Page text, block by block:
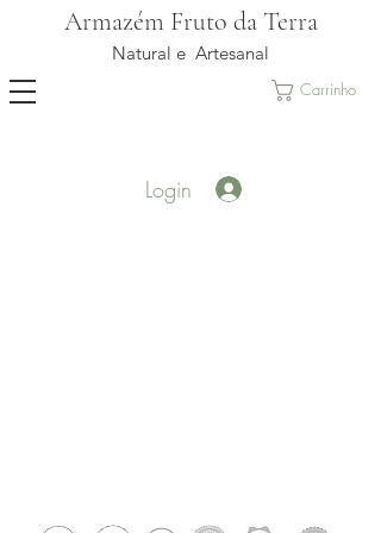
Armazém Fruto da Terra
Natural e Artesanal
Carrinho
Login